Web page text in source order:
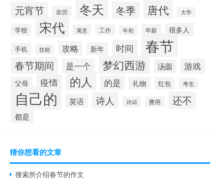
元宵节 农历 冬天 冬季 唐代 大学
学校 宋代 寓意 工作 年初 年龄 很多人
手机 技能 攻略 新年 时间 春节
春节期间 是一个 梦幻西游 汤圆 游戏
父母 疫情 的人 的是 礼物 红包 考生
自己的 英语 诗人 诗词 费用 还不
都是
猜你想看的文章
搜索所介绍春节的作文